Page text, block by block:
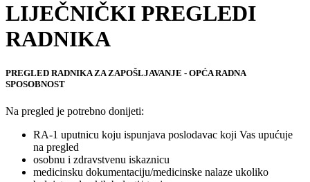
LIJEČNIČKI PREGLEDI
RADNIKA
PREGLED RADNIKA ZA ZAPOŠLJAVANJE - OPĆA RADNA
SPOSOBNOST
Na pregled je potrebno donijeti:
RA-1 uputnicu koju ispunjava poslodavac koji Vas upućuje
na pregled
osobnu i zdravstvenu iskaznicu
medicinsku dokumentaciju/medicinske nalaze ukoliko